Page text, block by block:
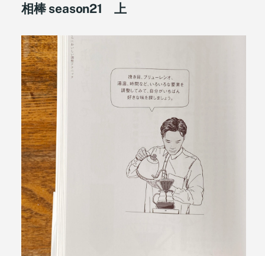
相棒 season21 上